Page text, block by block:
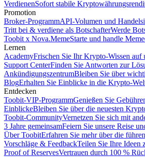
VerdienenSofort stabile
Promotion
Broker-ProgrammAPI-Volumen und
Tritt bei & verdiene als BotschafterWerde
Toobit x Nova.MemeStarte und handle
Lernen
AcademyFrischen Sie Ihr Krypto-Wissen auf
Support CenterFinden Sie Antworten zur
AnkündigungszentrumBleiben Sie über
BlogErhalten Sie Einblicke in die Krypto-
Entdecken
Toobit-VIP-ProgrammGenießen Sie
EinblickeBleiben Sie über die neuesten
Toobit-CommunityVernetzen Sie sich mit
3 Jahre gemeinsamFeiern Sie unsere Reise
Über ToobitErfahren Sie mehr über die
Vorschläge & FeedbackTeilen Sie Ihre Ideen
Proof of ReservesVertrauen durch 100 %